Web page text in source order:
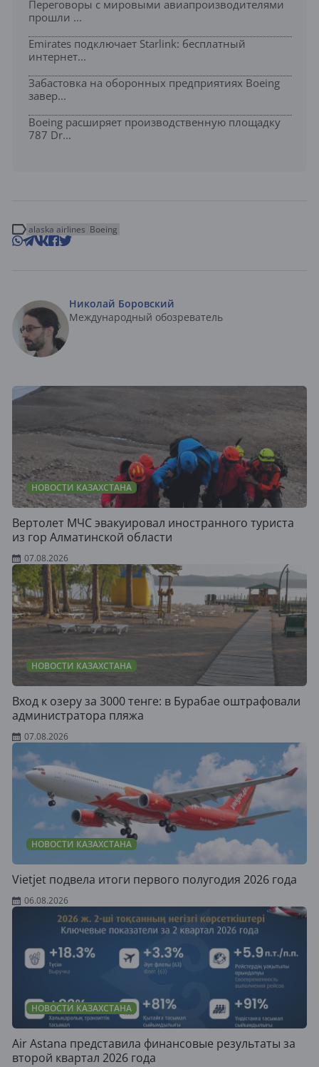
Переговоры с мировыми авиапроизводителями
прошли ...
Emirates подключает Starlink: бесплатный
интернет...
Забастовка на оборонных предприятиях Boeing
завер...
Boeing расширяет производственную площадку
787 Dr...
alaska airlines Boeing
Николай Боровский
Международный обозреватель
НОВОСТИ КАЗАХСТАНА
Вертолет МЧС эвакуировал иностранного туриста
из гор Алматинской области
07.08.2026
НОВОСТИ КАЗАХСТАНА
Вход к озеру за 3000 тенге: в Бурабае оштрафовали
администратора пляжа
07.08.2026
НОВОСТИ КАЗАХСТАНА
Vietjet подвела итоги первого полугодия 2026 года
06.08.2026
НОВОСТИ КАЗАХСТАНА
Air Astana представила финансовые результаты за
второй квартал 2026 года